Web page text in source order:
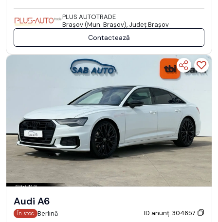
PLUS AUTOTRADE
Braşov (Mun. Braşov), Județ Braşov
Contactează
Audi A6
În stoc Berlină ID anunț: 304657